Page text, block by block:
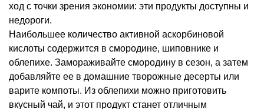
ход с точки зрения экономии: эти продукты доступны и
недороги.
Наибольшее количество активной аскорбиновой
кислоты содержится в смородине, шиповнике и
облепихе. Замораживайте смородину в сезон, а затем
добавляйте ее в домашние творожные десерты или
варите компоты. Из облепихи можно приготовить
вкусный чай, и этот продукт станет отличным